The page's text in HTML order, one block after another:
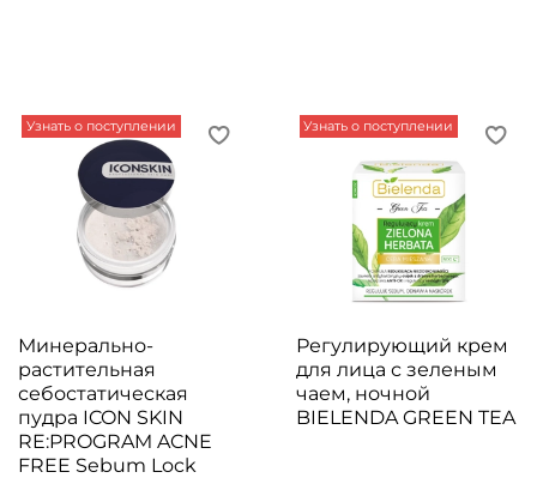
Узнать о поступлении
Минерально-
растительная
себостатическая
пудра ICON SKIN
RE:PROGRAM ACNE
FREE Sebum Lock
Узнать о поступлении
Регулирующий крем
для лица с зеленым
чаем, ночной
BIELENDA GREEN TEA